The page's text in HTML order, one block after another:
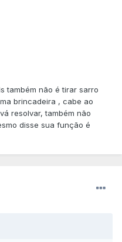
também não é tirar sarro
brincadeira , cabe ao
resolvar, também não
disse sua função é